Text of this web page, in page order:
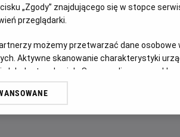
W filmie „Karate Kid: Legendy” po
zmuszony do przeprowadzki z
przeszłości, próbując dopasować
postanawia wziąć udział w turnieju
nauczyciel Pan Han (Jackie Chan)
chłopca nowego stylu walki.
„Zgody” znajdującego się w stopce
przeglądarki.
możemy przetwarzać dane osobowe
Aktywne skanowanie charakterystyki
lub dostęp do nich. Spersonalizowane